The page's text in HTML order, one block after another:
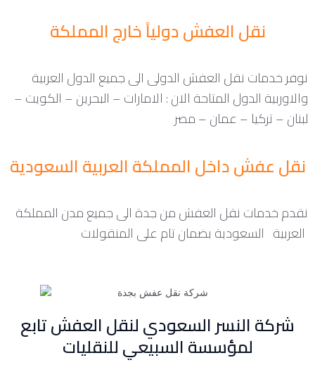
نقل العفش دولياً خارج المملكة
نوفر خدمات نقل العفش الدولى الى جميع الدول العربية
والاوربية الدول المتاحة الان : الامارات – البحرين – الكويت –
لبنان – تركيا – عمان – مصر
نقل عفش داخل المملكة العربية السعودية
نقدم خدمات نقل العفش من جدة الى جميع مدن المملكة
شركة النسر السعودي لنقل العفش تابع
لمؤسسة السبيعي للنقليات